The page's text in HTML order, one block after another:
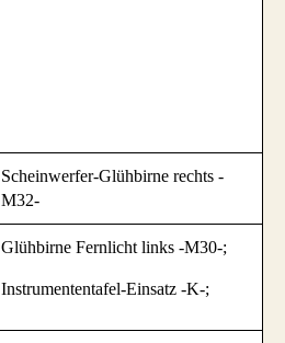
Scheinwerfer-Glühbirne rechts -
M32-
Glühbirne Fernlicht links -M30-;
Instrumententafel-Einsatz -K-;